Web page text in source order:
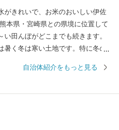
がきれいで、お米のおいしい伊佐
田んぼがどこまでも続きます。
く冬は寒い土地です。特に冬の
定を受けた自治体です。
自治体紹介をもっと見る